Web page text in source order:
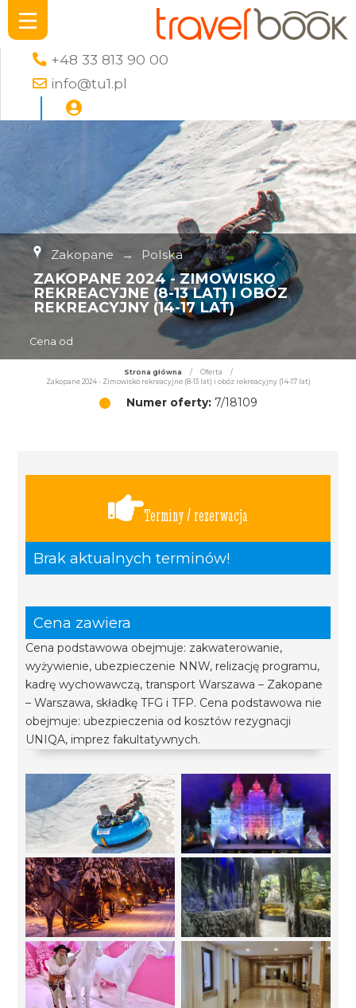
+48 33 813 90 00
info@tu1.pl
Zakopane → Polska
ZAKOPANE 2024 - ZIMOWISKO
REKREACYJNE (8-13 LAT) I OBÓZ
REKREACYJNY (14-17 LAT)
Cena od
Strona główna / Oferta
/
Zakopane 2024 - Zimowisko rekreacyjne (8-13 lat) i obóz rekreacyjny (14-17 lat)
Numer oferty:7/18109
Terminy / rezerwacja
Brak aktualnych terminów!
Cena zawiera
Cena podstawowa obejmuje: zakwaterowanie,
wyżywienie, ubezpieczenie NNW, relizację programu,
kadrę wychowawczą, transport Warszawa – Zakopane
– Warszawa, składkę TFG i TFP. Cena podstawowa nie
obejmuje: ubezpieczenia od kosztów rezygnacji
UNIQA, imprez fakultatywnych.